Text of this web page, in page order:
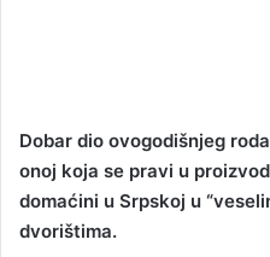
Dobar dio ovogodišnjeg
onoj koja se pravi u
domaćini u Srpskoj u
dvorištima.